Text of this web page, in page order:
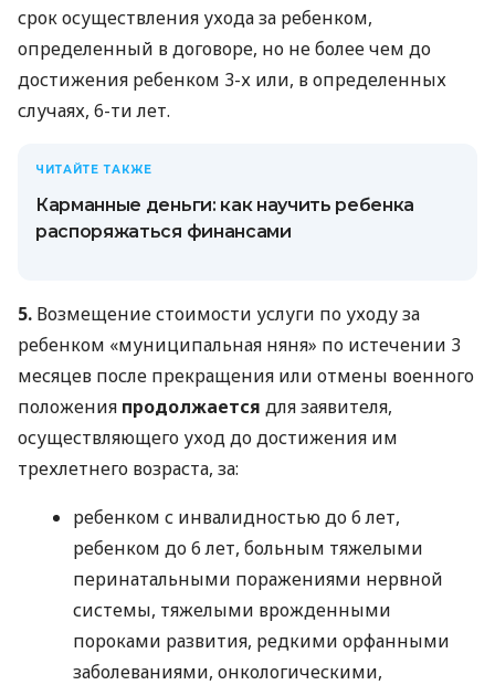
срок осуществления ухода за ребенком,
определенный в договоре, но не более чем до
достижения ребенком 3-х или, в определенных
случаях, 6-ти лет.
ЧИТАЙТЕ ТАКЖЕ
Карманные деньги: как научить ребенка
распоряжаться финансами
5. Возмещение стоимости услуги по уходу за
ребенком «муниципальная няня» по истечении 3
месяцев после прекращения или отмены военного
положения продолжается для заявителя,
осуществляющего уход до достижения им
трехлетнего возраста, за:
ребенком с инвалидностью до 6 лет,
ребенком до 6 лет, больным тяжелыми
перинатальными поражениями нервной
системы, тяжелыми врожденными
пороками развития, редкими орфанными
заболеваниями, онкологическими,